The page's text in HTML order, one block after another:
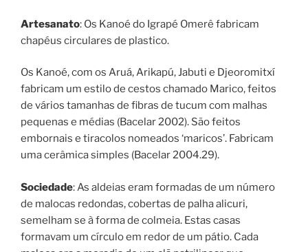
Artesanato: Os Kanoé do Igrapé Omerê fabricam
chapéus circulares de plastico.
Os Kanoé, com os Aruá, Arikapú, Jabuti e Djeoromitxí
fabricam um estilo de cestos chamado Marico, feitos
de vários tamanhas de fibras de tucum com malhas
pequenas e médias (Bacelar 2002). São feitos
embornais e tiracolos nomeados ‘maricos’. Fabricam
uma cerâmica simples (Bacelar 2004.29).
Sociedade: As aldeias eram formadas de um número
de malocas redondas, cobertas de palha alicuri,
semelham se à forma de colmeia. Estas casas
formavam um círculo em redor de um pátio. Cada